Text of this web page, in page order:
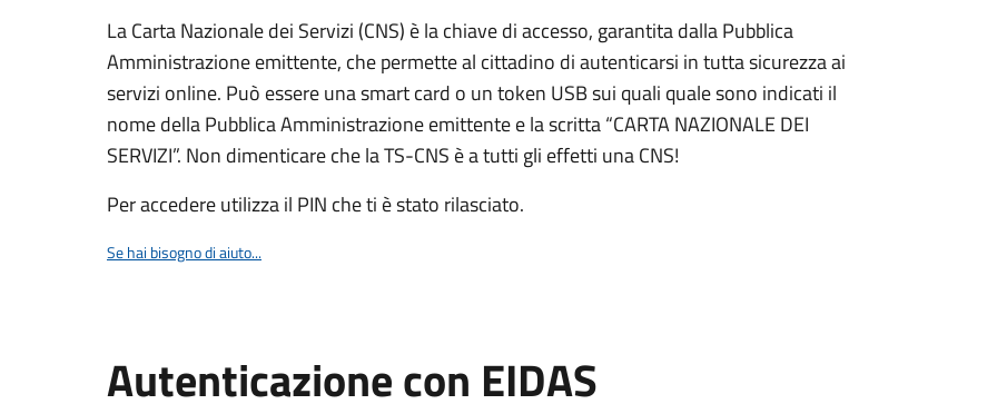
La Carta Nazionale dei Servizi (CNS) è la chiave di accesso, garantita dalla Pubblica
Amministrazione emittente, che permette al cittadino di autenticarsi in tutta sicurezza ai
servizi online. Può essere una smart card o un token USB sui quali quale sono indicati il
nome della Pubblica Amministrazione emittente e la scritta “CARTA NAZIONALE DEI
SERVIZI”. Non dimenticare che la TS-CNS è a tutti gli effetti una CNS!
Per accedere utilizza il PIN che ti è stato rilasciato.
Se hai bisogno di aiuto...
Autenticazione con EIDAS